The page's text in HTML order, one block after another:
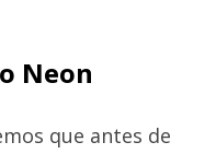
Neon
que antes de